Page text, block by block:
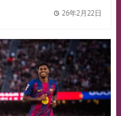
26年2月22日
Barcelona badge